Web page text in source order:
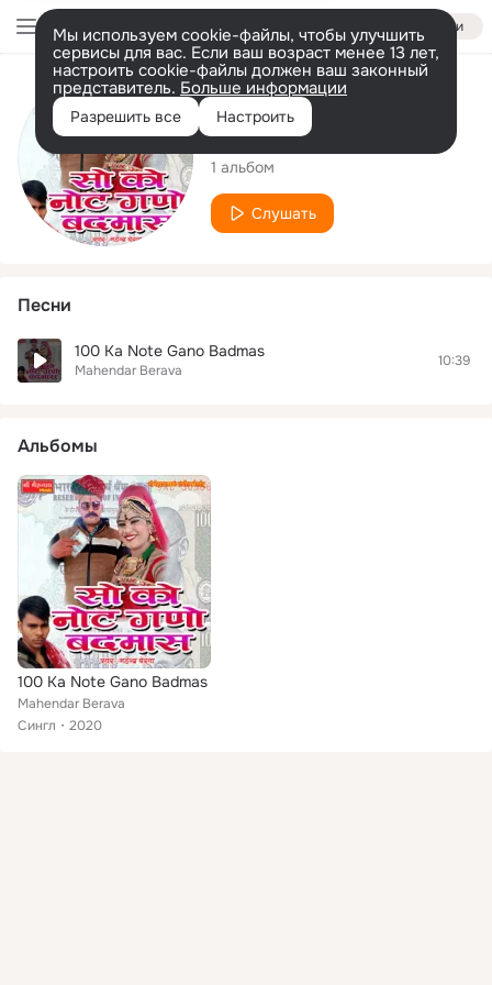
Войти
Мы используем cookie-файлы, чтобы улучшить
сервисы для вас. Если ваш возраст менее 13 лет,
настроить cookie-файлы должен ваш законный
представитель. Больше информации
Разрешить все Настроить
Исполнитель
Mahendar Berava
1 альбом
Слушать
Песни
100 Ka Note Gano Badmas
Mahendar Berava
10:39
Альбомы
100 Ka Note Gano Badmas
Mahendar Berava
Сингл
2020